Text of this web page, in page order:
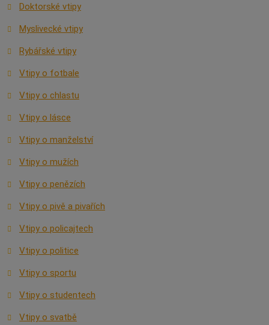
Doktorské vtipy
Myslivecké vtipy
Rybářské vtipy
Vtipy o fotbale
Vtipy o chlastu
Vtipy o lásce
Vtipy o manželství
Vtipy o mužích
Vtipy o penězích
Vtipy o pivě a pivařích
Vtipy o policajtech
Vtipy o politice
Vtipy o sportu
Vtipy o studentech
Vtipy o svatbě